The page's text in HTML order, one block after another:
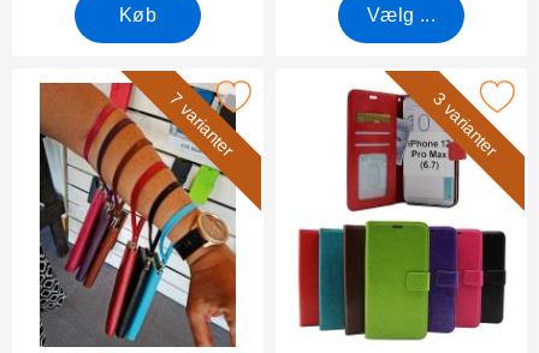
Køb Vælg ...
7 varianter
wrist Strap til New Standcase Wallet som favorit3 varianter
Marker crazy Horse Wallet iPhone